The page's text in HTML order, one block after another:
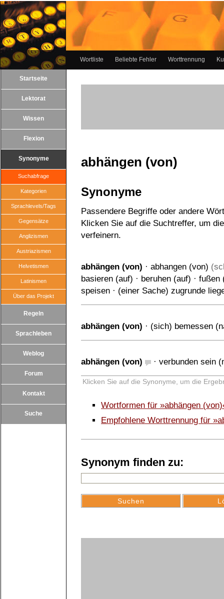
Wortliste Beliebte Fehler Worttrennung
Startseite
Lektorat
Wissen
Flexion
Synonyme
Suchabfrage
Kategorien
Sprachlevels/Tags
Gegensätze
Anglizismen
Austriazismen
Helvetismen
Latinismen
Über das Projekt
Regeln
Sprachleben
Weblog
Forum
Kontakt
Suche
abhängen (von)
Synonyme
Passendere Begriffe oder andere
Klicken Sie auf die Suchtreffer, um
verfeinern.
abhängen (von) · abhangen (von)
basieren (auf) · beruhen (auf) · fußen
speisen · (einer Sache) zugrunde
abhängen (von) · (sich) bemessen
abhängen (von) · verbunden sein
Klicken Sie auf die Synonyme, um die
Wortformen für »abhängen
Empfohlene Worttrennung für
Synonym finden zu: